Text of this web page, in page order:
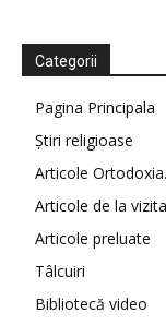
Categorii
Pagina Principala
Știri religioase
Articole
Articole de la
Articole preluate
Tâlcuiri
Bibliotecă video